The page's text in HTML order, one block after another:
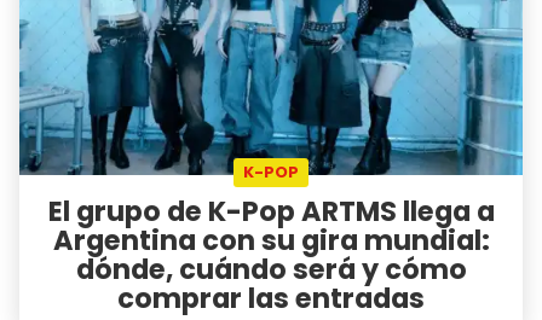
K-POP
El grupo de K-Pop ARTMS llega a
Argentina con su gira mundial:
dónde, cuándo será y cómo
comprar las entradas